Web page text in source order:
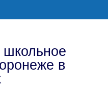
школьное
в